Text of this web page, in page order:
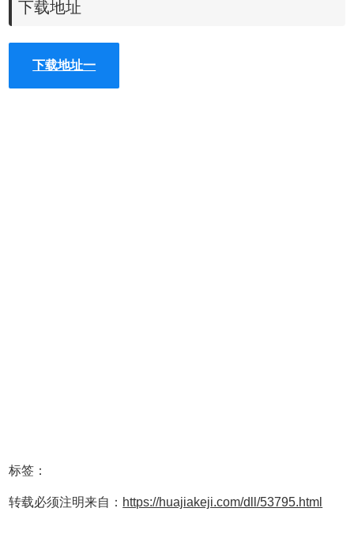
下载地址
下载地址一
标签：
转载必须注明来自： https://huajiakeji.com/dll/53795.html